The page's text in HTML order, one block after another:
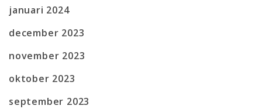
januari 2024
december 2023
november 2023
oktober 2023
september 2023